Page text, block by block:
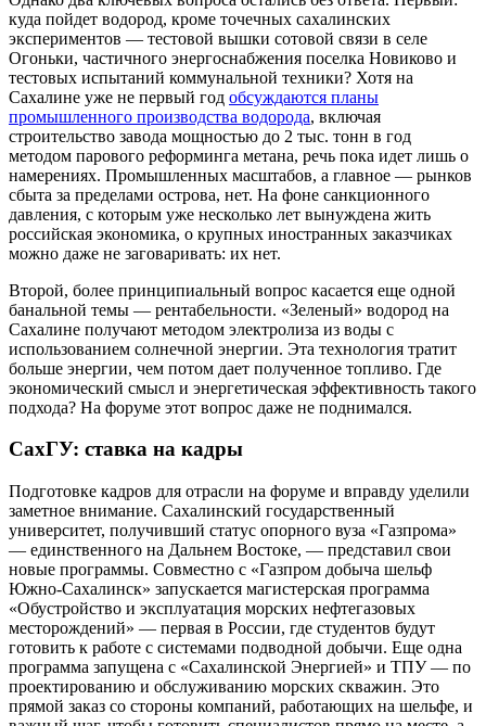
куда пойдет водород, кроме точечных сахалинских
экспериментов — тестовой вышки сотовой связи в селе
Огоньки, частичного энергоснабжения поселка Новиково и
тестовых испытаний коммунальной техники? Хотя на
Сахалине уже не первый год обсуждаются планы
промышленного производства водорода, включая
строительство завода мощностью до 2 тыс. тонн в год
методом парового реформинга метана, речь пока идет лишь о
намерениях. Промышленных масштабов, а главное — рынков
сбыта за пределами острова, нет. На фоне санкционного
давления, с которым уже несколько лет вынуждена жить
российская экономика, о крупных иностранных заказчиках
можно даже не заговаривать: их нет.
Второй, более принципиальный вопрос касается еще одной
банальной темы — рентабельности. «Зеленый» водород на
Сахалине получают методом электролиза из воды с
использованием солнечной энергии. Эта технология тратит
больше энергии, чем потом дает полученное топливо. Где
экономический смысл и энергетическая эффективность такого
подхода? На форуме этот вопрос даже не поднимался.
СахГУ: ставка на кадры
Подготовке кадров для отрасли на форуме и вправду уделили
заметное внимание. Сахалинский государственный
университет, получивший статус опорного вуза «Газпрома»
— единственного на Дальнем Востоке, — представил свои
новые программы. Совместно с «Газпром добыча шельф
Южно-Сахалинск» запускается магистерская программа
«Обустройство и эксплуатация морских нефтегазовых
месторождений» — первая в России, где студентов будут
готовить к работе с системами подводной добычи. Еще одна
программа запущена с «Сахалинской Энергией» и ТПУ — по
проектированию и обслуживанию морских скважин. Это
прямой заказ со стороны компаний, работающих на шельфе, и